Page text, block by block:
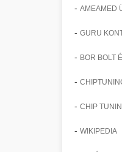
- AMEAMED
- GURU
- BOR BOLT
-
- CHIP
- WIKIPEDIA